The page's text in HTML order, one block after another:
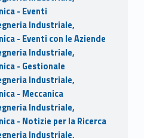
- Eventi
Industriale,
- Eventi con le Aziende
Industriale,
- Gestionale
Industriale,
- Meccanica
Industriale,
- Notizie per la Ricerca
Industriale,